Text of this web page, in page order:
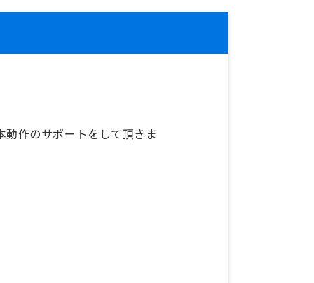
作のサポートをして頂きま